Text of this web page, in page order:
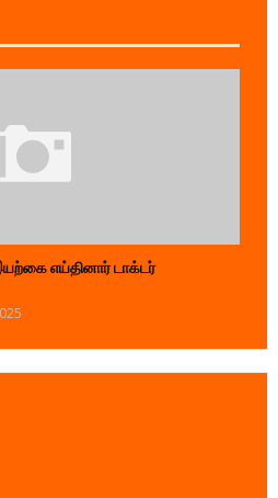
எய்தினார் டாக்டர்